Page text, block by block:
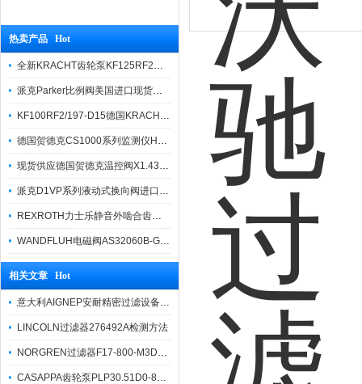
热卖产品 Hot
全新KRACHT齿轮泵KF125RF2选型样本
派克Parker比例阀美国进口现货报价
KF100RF2/197-D15德国KRACHT克拉克原装齿轮泵
德国贺德克CS1000系列监测仪HYDAC
现货供应德国贺德克温控阀X1.437.25.100
派克D1VP系列液动式换向阀进口产品报价
REXROTH力士乐静音外啮合齿轮泵AZPT现货
WANDFLUH电磁阀AS32060B-G24授权代理商
相关文章 Hot
意大利AIGNEP安耐精密过滤设备FRL迷你系列T010-MINI过滤器
LINCOLN过滤器276492A检测方法
NORGREN过滤器F17-800-M3DA参数
CASAPPA齿轮泵PLP30.51D0-83E3-LED/EB-N